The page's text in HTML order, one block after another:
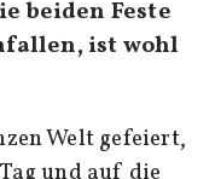
beiden Feste
ist wohl
Welt gefeiert,
und auf die